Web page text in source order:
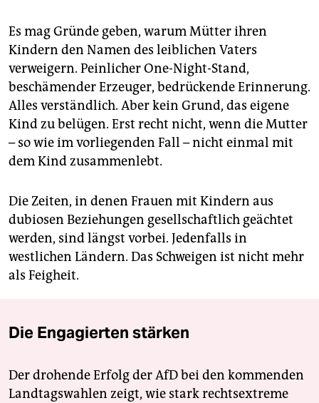
Es mag Gründe geben, warum Mütter ihren
Kindern den Namen des leiblichen Vaters
verweigern. Peinlicher One-Night-Stand,
beschämender Erzeuger, bedrückende Erinnerung.
Alles verständlich. Aber kein Grund, das eigene
Kind zu belügen. Erst recht nicht, wenn die Mutter
– so wie im vorliegenden Fall – nicht einmal mit
dem Kind zusammenlebt.
Die Zeiten, in denen Frauen mit Kindern aus
dubiosen Beziehungen gesellschaftlich geächtet
werden, sind längst vorbei. Jedenfalls in
westlichen Ländern. Das Schweigen ist nicht mehr
als Feigheit.
Die Engagierten stärken
Der drohende Erfolg der AfD bei den kommenden
Landtagswahlen zeigt, wie stark rechtsextreme